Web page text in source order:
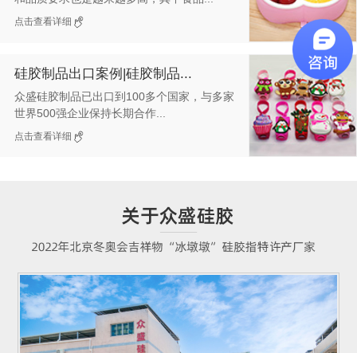
点击查看详细
硅胶制品出口案例|硅胶制品...
众盛硅胶制品已出口到100多个国家，与多家
世界500强企业保持长期合作...
点击查看详细